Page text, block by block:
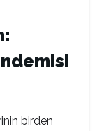
birden